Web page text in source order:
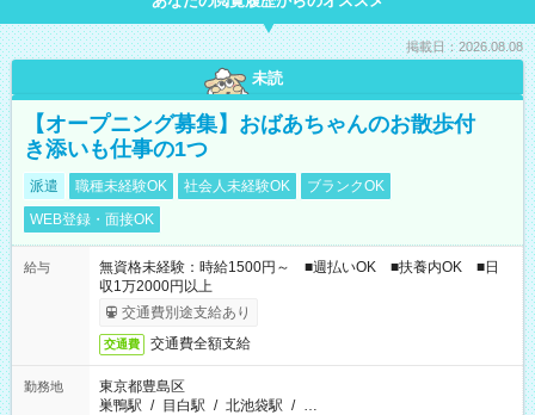
掲載日：2026.08.08
未読
【オープニング募集】おばあちゃんのお散歩付
き添いも仕事の1つ
派遣 職種未経験OK 社会人未経験OK
ブランクOK
WEB登録・面接OK
給与
無資格未経験：時給1500円～ ■週払いOK ■扶養内OK ■日
収1万2000円以上
交通費別途支給あり
交通費 交通費全額支給
勤務地
東京都豊島区
巣鴨駅 / 目白駅 / 北池袋駅 / …